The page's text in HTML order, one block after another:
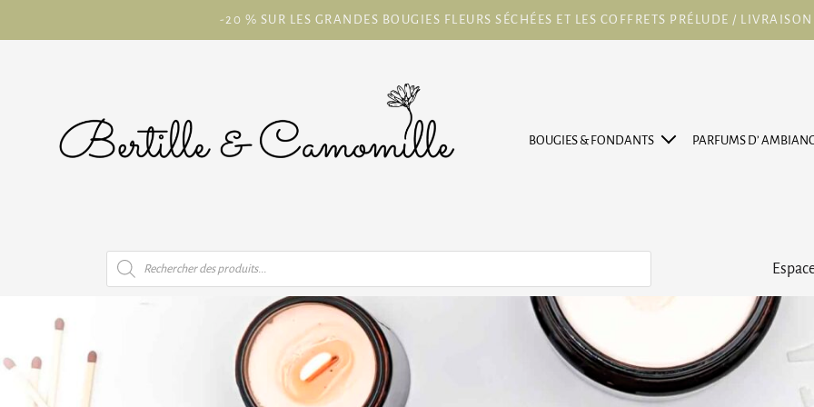
-20 % SUR LES GRANDES BOUGIES FLEURS SÉCHÉES ET LES COFFRETS PRÉLUDE /
BOUGIES & FONDANTS PARFUMS D’
Recherche
de
produits